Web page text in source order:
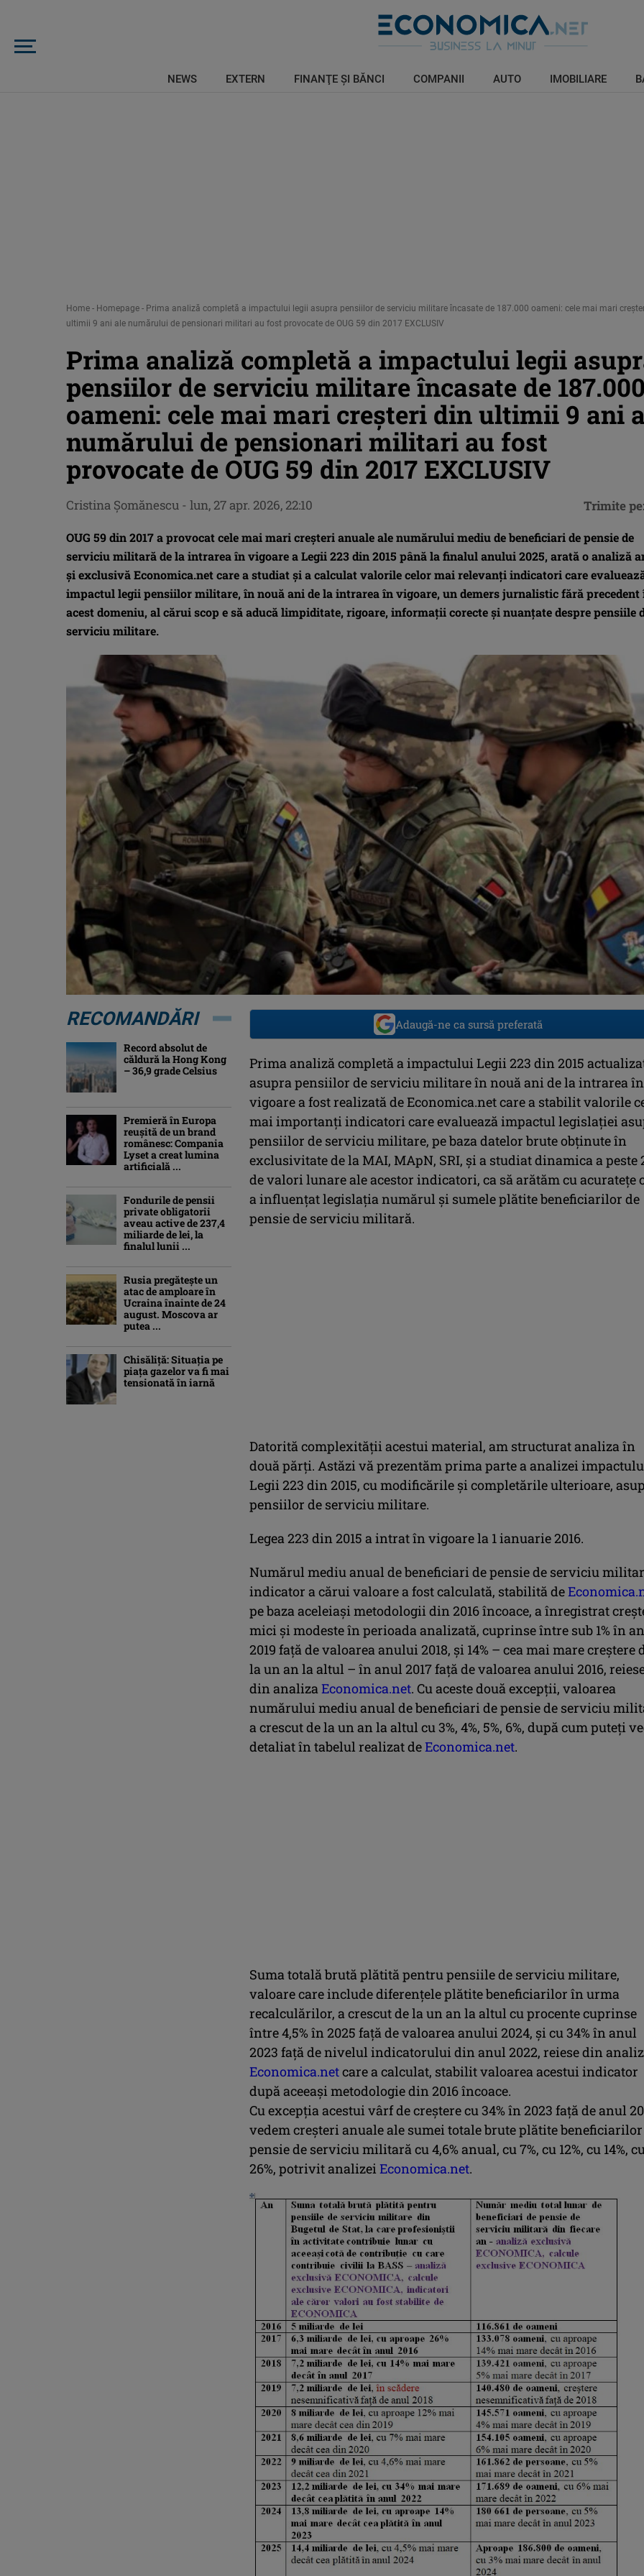
NEWS EXTERN FINANŢE ŞI BĂNCI COMPANII AUTO IMOBILIARE
Home - Homepage - Prima analiză completă a impactului legii asupra pensiilor de serviciu militare încasate de 187.000 oameni: cele mai mari
ultimii 9 ani ale numărului de pensionari militari au fost provocate de OUG 59 din 2017 EXCLUSIV
Prima analiză completă a impactului legii
pensiilor de serviciu militare încasate de 187.000
oameni: cele mai mari creşteri din ultimii 9 ani
numărului de pensionari militari au fost
provocate de OUG 59 din 2017 EXCLUSIV
OUG 59 din 2017 a provocat cele mai mari creşteri anuale ale numărului mediu de beneficiari de pensie de
serviciu militară de la intrarea în vigoare a Legii 223 din 2015 până la finalul anului 2025, arată o analiză
şi exclusivă Economica.net care a studiat şi a calculat valorile celor mai relevanţi indicatori care
impactul legii pensiilor militare, în nouă ani de la intrarea în vigoare, un demers jurnalistic fără precedent
acest domeniu, al cărui scop e să aducă limpiditate, rigoare, informaţii corecte şi nuanţate despre pensiile
serviciu militare.
Cristina Şomănescu - lun, 27 apr. 2026, 22:10 Trimite pe:
Adaugă-ne ca sursă preferată
Prima analiză completă a impactului Legii 223 din 2015
asupra pensiilor de serviciu militare în nouă ani de la intrarea în
vigoare a fost realizată de Economica.net care a stabilit valorile
mai importanţi indicatori care evaluează impactul legislaţiei
pensiilor de serviciu militare, pe baza datelor brute obţinute în
exclusivitate de la MAI, MApN, SRI, şi a studiat dinamica a peste
de valori lunare ale acestor indicatori, ca să arătăm cu acurateţe
a influenţat legislaţia numărul şi sumele plătite beneficiarilor de
pensie de serviciu militară.
Datorită complexităţii acestui material, am structurat analiza în
două părţi. Astăzi vă prezentăm prima parte a analizei
Legii 223 din 2015, cu modificările şi completările ulterioare,
pensiilor de serviciu militare.
Legea 223 din 2015 a intrat în vigoare la 1 ianuarie 2016.
Numărul mediu anual de beneficiari de pensie de serviciu
indicator a cărui valoare a fost calculată, stabilită de
pe baza aceleiaşi metodologii din 2016 încoace, a înregistrat
mici şi modeste în perioada analizată, cuprinse între sub 1% în
2019 faţă de valoarea anului 2018, şi 14% – cea mai mare creştere
la un an la altul – în anul 2017 faţă de valoarea anului 2016,
din analiza Economica.net. Cu aceste două excepţii, valoarea
numărului mediu anual de beneficiari de pensie de serviciu
a crescut de la un an la altul cu 3%, 4%, 5%, 6%, după cum puteţi
detaliat în tabelul realizat deEconomica.net.
Suma totală brută plătită pentru pensiile de serviciu militare,
valoare care include diferenţele plătite beneficiarilor în urma
recalculărilor, a crescut de la un an la altul cu procente cuprinse
între 4,5% în 2025 faţă de valoarea anului 2024, şi cu 34% în anul
2023 faţă de nivelul indicatorului din anul 2022, reiese din
Economica.netcare a calculat, stabilit valoarea acestui indicator
după aceeaşi metodologie din 2016 încoace.
Cu excepţia acestui vârf de creştere cu 34% în 2023 faţă de anul
vedem creşteri anuale ale sumei totale brute plătite beneficiarilor
pensie de serviciu militară cu 4,6% anual, cu 7%, cu 12%, cu 14%, cu
26%, potrivit analizei Economica.net.
RECOMANDĂRI
Record absolut de
căldură la Hong Kong
– 36,9 grade Celsius
Premieră în Europa
reușită de un brand
românesc: Compania
Lyset a creat lumina
artificială ...
Fondurile de pensii
private obligatorii
aveau active de 237,4
miliarde de lei, la
finalul lunii ...
Rusia pregătește un
atac de amploare în
Ucraina înainte de 24
august. Moscova ar
putea ...
Chisăliţă: Situaţia pe
piaţa gazelor va fi mai
tensionată în iarnă